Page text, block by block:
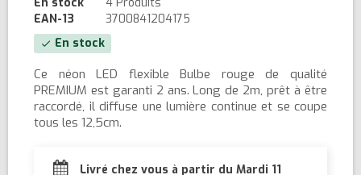
En stock
4 Produits
EAN-13
3700841204175
check En stock
Ce néon LED flexible Bulbe rouge de qualité
PREMIUM est garanti 2 ans. Long de 2m, prêt à être
raccordé, il diffuse une lumière continue et se coupe
tous les 12,5cm.
Livré chez vous à partir du Mardi 11